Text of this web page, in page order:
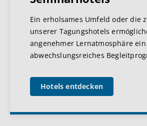
Ein erholsames Umfeld oder die
unserer Tagungshotels
angenehmer Lernatmosphäre ein
abwechslungsreiches
Hotels entdecken